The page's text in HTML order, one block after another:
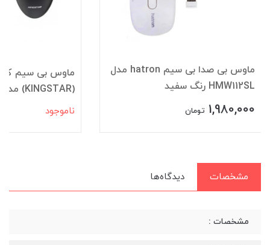
ماوس بی صدا بی سیم hatron مدل
HMW112SL رنگ سفید
1,980,000 تومان
ماوس بی سیم
(KINGSTAR) مدل KM330W
ناموجود
مشخصات دیدگاه‌ها
مشخصات :